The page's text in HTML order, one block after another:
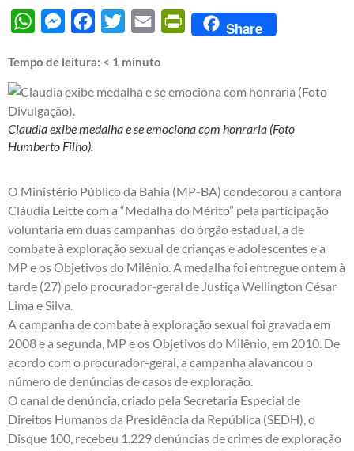
WhatsAppMessengerFacebook
Twitter Email PrintFriendly
Share
Tempo de leitura: < 1 minuto
Claudia exibe medalha e se emociona com honraria (Foto
Humberto Filho).
O Ministério Público da Bahia (MP-BA) condecorou a cantora
Cláudia Leitte com a “Medalha do Mérito” pela participação
voluntária em duas campanhas do órgão estadual, a de
combate à exploração sexual de crianças e adolescentes e a
MP e os Objetivos do Milênio. A medalha foi entregue ontem à
tarde (27) pelo procurador-geral de Justiça Wellington César
Lima e Silva.
A campanha de combate à exploração sexual foi gravada em
2008 e a segunda, MP e os Objetivos do Milênio, em 2010. De
acordo com o procurador-geral, a campanha alavancou o
número de denúncias de casos de exploração.
O canal de denúncia, criado pela Secretaria Especial de
Direitos Humanos da Presidência da República (SEDH), o
Disque 100, recebeu 1.229 denúncias de crimes de exploração